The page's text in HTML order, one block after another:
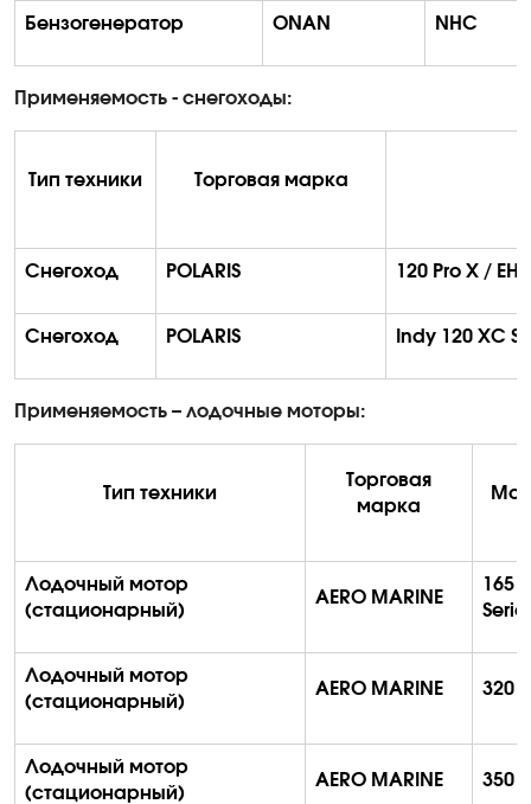
Бензогенератор ONAN NHC
Применяемость - снегоходы:
Тип техники Торговая марка
Снегоход POLARIS 120 Pro X /
Снегоход POLARIS Indy 120 XC SP
Применяемость – лодочные моторы:
Тип техники
Торговая
марка
Лодочный мотор
(стационарный)
AERO MARINE
165
Serie
Лодочный мотор
(стационарный)
AERO MARINE 320
Лодочный мотор
(стационарный)
AERO MARINE 350